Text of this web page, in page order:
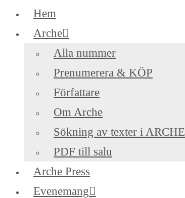
Hem
Arche
Alla nummer
Prenumerera & KÖP
Författare
Om Arche
Sökning av texter i ARCHE
PDF till salu
Arche Press
Evenemang